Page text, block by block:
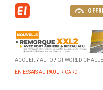
ACCUEIL AUTO GT WORLD
EN ESSAIS AU PAUL RICARD